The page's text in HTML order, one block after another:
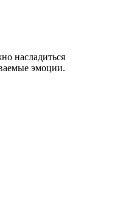
насладиться
эмоции.